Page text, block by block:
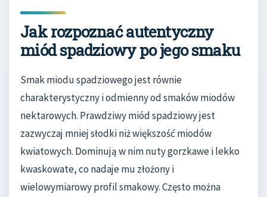
Jak rozpoznać autentyczny
miód spadziowy po jego smaku
Smak miodu spadziowego jest równie
charakterystyczny i odmienny od smaków miodów
nektarowych. Prawdziwy miód spadziowy jest
zazwyczaj mniej słodki niż większość miodów
kwiatowych. Dominują w nim nuty gorzkawe i lekko
kwaskowate, co nadaje mu złożony i
wielowymiarowy profil smakowy. Często można